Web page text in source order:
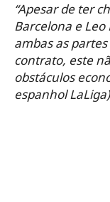
“Apesar de ter
Barcelona e
ambas as
contrato, este
obstáculos
espanhol